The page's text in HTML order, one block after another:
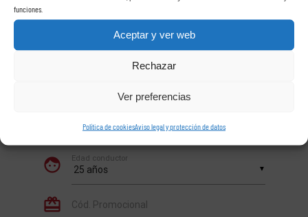
funciones.
Aceptar y ver web
Rechazar
Ver preferencias
Política de cookiesAviso legal y protección de datos